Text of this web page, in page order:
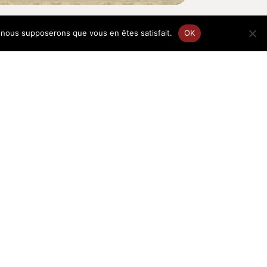
supposerons que vous en êtes satisfait. OK
FR